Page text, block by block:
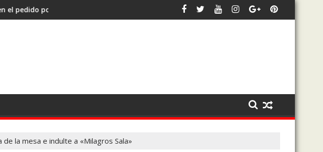
la administración portuaria y la coparticipación
Jones: «La prioridad siempre será defender los intereses de 28 de Julio y de Chubut»
Bowen afirmó que trabaja en
la mesa e indulte a «Milagros Sala»